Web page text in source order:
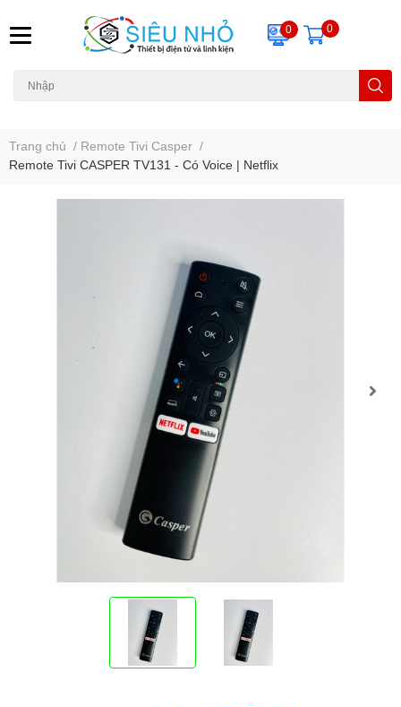
0 0
Trang chủ / Remote Tivi Casper /
Remote Tivi CASPER TV131 - Có Voice | Netflix